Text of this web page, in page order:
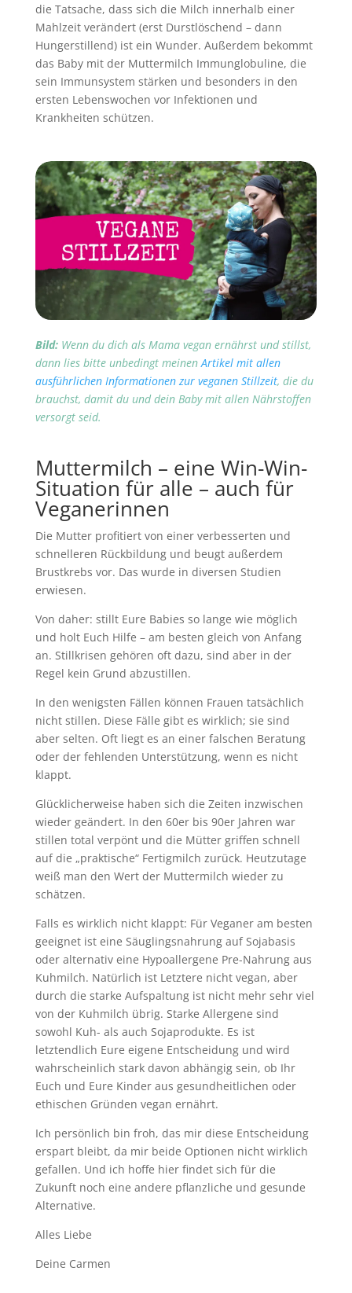
die Tatsache, dass sich die Milch innerhalb einer
Mahlzeit verändert (erst Durstlöschend – dann
Hungerstillend) ist ein Wunder. Außerdem bekommt
das Baby mit der Muttermilch Immunglobuline, die
sein Immunsystem stärken und besonders in den
ersten Lebenswochen vor Infektionen und
Krankheiten schützen.
Bild:Wenn du dich als Mama vegan ernährst und stillst,
dann lies bitte unbedingt meinen Artikel mit allen
ausführlichen Informationen zur veganen Stillzeit, die du
brauchst, damit du und dein Baby mit allen Nährstoffen
versorgt seid.
Muttermilch – eine Win-Win-
Situation für alle – auch für
Veganerinnen
Die Mutter profitiert von einer verbesserten und
schnelleren Rückbildung und beugt außerdem
Brustkrebs vor. Das wurde in diversen Studien
erwiesen.
Von daher: stillt Eure Babies so lange wie möglich
und holt Euch Hilfe – am besten gleich von Anfang
an. Stillkrisen gehören oft dazu, sind aber in der
Regel kein Grund abzustillen.
In den wenigsten Fällen können Frauen tatsächlich
nicht stillen. Diese Fälle gibt es wirklich; sie sind
aber selten. Oft liegt es an einer falschen Beratung
oder der fehlenden Unterstützung, wenn es nicht
klappt.
Glücklicherweise haben sich die Zeiten inzwischen
wieder geändert. In den 60er bis 90er Jahren war
stillen total verpönt und die Mütter griffen schnell
auf die „praktische“ Fertigmilch zurück. Heutzutage
weiß man den Wert der Muttermilch wieder zu
schätzen.
Falls es wirklich nicht klappt: Für Veganer am besten
geeignet ist eine Säuglingsnahrung auf Sojabasis
oder alternativ eine Hypoallergene Pre-Nahrung aus
Kuhmilch. Natürlich ist Letztere nicht vegan, aber
durch die starke Aufspaltung ist nicht mehr sehr viel
von der Kuhmilch übrig. Starke Allergene sind
sowohl Kuh- als auch Sojaprodukte. Es ist
letztendlich Eure eigene Entscheidung und wird
wahrscheinlich stark davon abhängig sein, ob Ihr
Euch und Eure Kinder aus gesundheitlichen oder
ethischen Gründen vegan ernährt.
Ich persönlich bin froh, das mir diese Entscheidung
erspart bleibt, da mir beide Optionen nicht wirklich
gefallen. Und ich hoffe hier findet sich für die
Zukunft noch eine andere pflanzliche und gesunde
Alternative.
Alles Liebe
Deine Carmen